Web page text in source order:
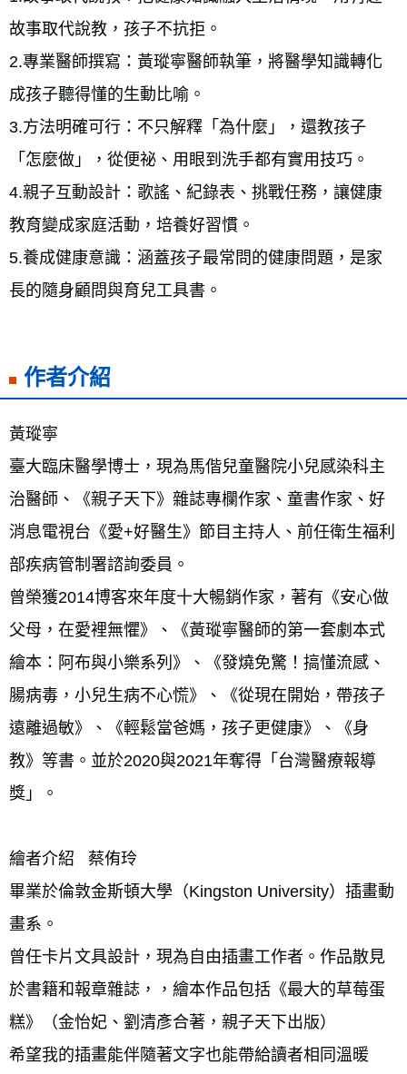
故事取代說教，孩子不抗拒。
2.專業醫師撰寫：黃瑽寧醫師執筆，將醫學知識轉化
成孩子聽得懂的生動比喻。
3.方法明確可行：不只解釋「為什麼」，還教孩子
「怎麼做」，從便祕、用眼到洗手都有實用技巧。
4.親子互動設計：歌謠、紀錄表、挑戰任務，讓健康
教育變成家庭活動，培養好習慣。
5.養成健康意識：涵蓋孩子最常問的健康問題，是家
長的隨身顧問與育兒工具書。
作者介紹
黃瑽寧
臺大臨床醫學博士，現為馬偕兒童醫院小兒感染科主
治醫師、《親子天下》雜誌專欄作家、童書作家、好
消息電視台《愛+好醫生》節目主持人、前任衛生福利
部疾病管制署諮詢委員。
曾榮獲2014博客來年度十大暢銷作家，著有《安心做
父母，在愛裡無懼》、《黃瑽寧醫師的第一套劇本式
繪本：阿布與小樂系列》、《發燒免驚！搞懂流感、
腸病毒，小兒生病不心慌》、《從現在開始，帶孩子
遠離過敏》、《輕鬆當爸媽，孩子更健康》、《身
教》等書。並於2020與2021年奪得「台灣醫療報導
獎」。
繪者介紹   蔡侑玲
畢業於倫敦金斯頓大學（Kingston University）插畫動
畫系。
曾任卡片文具設計，現為自由插畫工作者。作品散見
於書籍和報章雜誌，，繪本作品包括《最大的草莓蛋
糕》（金怡妃、劉清彥合著，親子天下出版）
希望我的插畫能伴隨著文字也能帶給讀者相同溫暖